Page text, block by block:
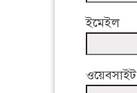
ইমেইল
ওয়েবসাইট